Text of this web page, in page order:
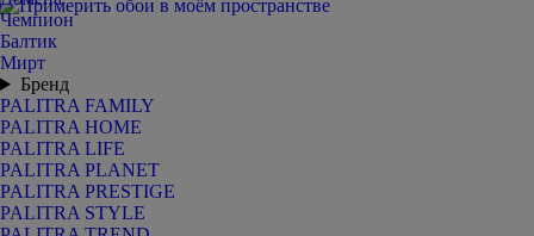
Чемпион
Балтик
Мирт
Бренд
PALITRA FAMILY
PALITRA HOME
PALITRA LIFE
PALITRA PLANET
PALITRA PRESTIGE
PALITRA STYLE